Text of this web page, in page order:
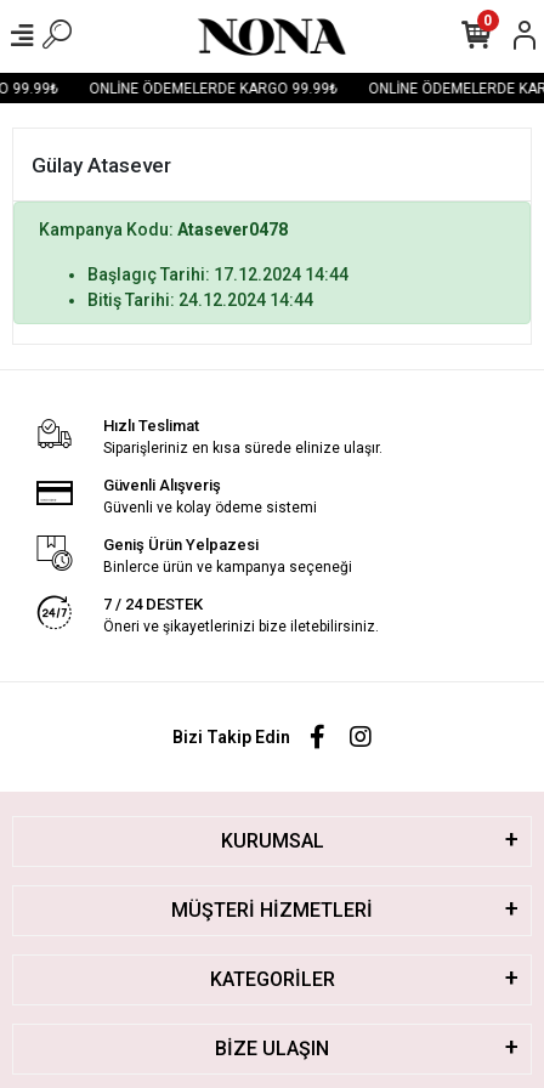
99.99₺ ONLİNE ÖDEMELERDE KARGO 99.99₺ ONLİNE ÖDEMELERDE
0
Gülay Atasever
Kampanya Kodu: Atasever0478
Başlagıç Tarihi: 17.12.2024 14:44
Bitiş Tarihi: 24.12.2024 14:44
Hızlı Teslimat
Siparişleriniz en kısa sürede elinize ulaşır.
Güvenli Alışveriş
Güvenli ve kolay ödeme sistemi
Geniş Ürün Yelpazesi
Binlerce ürün ve kampanya seçeneği
7 / 24 DESTEK
Öneri ve şikayetlerinizi bize iletebilirsiniz.
Bizi Takip Edin
KURUMSAL
MÜŞTERİ HİZMETLERİ
KATEGORİLER
BİZE ULAŞIN